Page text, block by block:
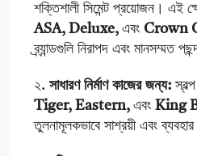
শক্তিশালী সিমেন্ট প্রয়োজন। এই
ASA, Deluxe, এবং Crown
ব্র্যান্ডগুলি নিরাপদ এবং মানসম্মত
২. সাধারণ নির্মাণ কাজের জন্য:
Tiger, Eastern, এবং King
তুলনামূলকভাবে সাশ্রয়ী এবং